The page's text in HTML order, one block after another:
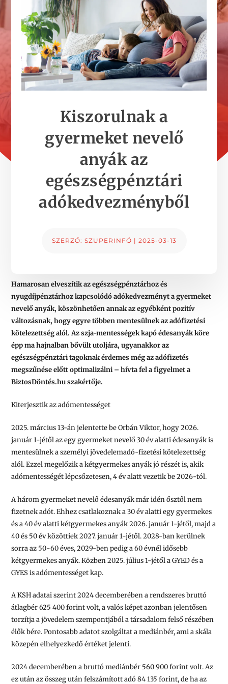
Kiszorulnak a
gyermeket nevelő
anyák az
egészségpénztári
adókedvezményből
SZERZŐ: SZUPERINFÓ | 2025-03-13
Hamarosan elveszítik az egészségpénztárhoz és
nyugdíjpénztárhoz kapcsolódó adókedvezményt a gyermeket
nevelő anyák, köszönhetően annak az egyébként pozitív
változásnak, hogy egyre többen mentesülnek az adófizetési
kötelezettség alól. Az szja-mentességek kapó édesanyák köre
épp ma hajnalban bővült utoljára, ugyanakkor az
egészségpénztári tagoknak érdemes még az adófizetés
megszűnése előtt optimalizálni – hívta fel a figyelmet a
BiztosDöntés.hu szakértője.
Kiterjesztik az adómentességet
2025. március 13-án jelentette be Orbán Viktor, hogy 2026.
január 1-jétől az egy gyermeket nevelő 30 év alatti édesanyák is
mentesülnek a személyi jövedelemadó-fizetési kötelezettség
alól. Ezzel megelőzik a kétgyermekes anyák jó részét is, akik
adómentességét lépcsőzetesen, 4 év alatt vezetik be 2026-tól.
A három gyermeket nevelő édesanyák már idén ősztől nem
fizetnek adót. Ehhez csatlakoznak a 30 év alatti egy gyermekes
és a 40 év alatti kétgyermekes anyák 2026. január 1-jétől, majd a
40 és 50 év közöttiek 2027. január 1-jétől. 2028-ban kerülnek
sorra az 50-60 éves, 2029-ben pedig a 60 évnél idősebb
kétgyermekes anyák. Közben 2025. július 1-jétől a GYED és a
GYES is adómentességet kap.
A KSH adatai szerint 2024 decemberében a rendszeres bruttó
átlagbér 625 400 forint volt, a valós képet azonban jelentősen
torzítja a jövedelem szempontjából a társadalom felső részében
élők bére. Pontosabb adatot szolgáltat a mediánbér, ami a skála
közepén elhelyezkedő értéket jelenti.
2024 decemberében a bruttó mediánbér 560 900 forint volt. Az
ez után az összeg után felszámított adó 84 135 forint, de ha az